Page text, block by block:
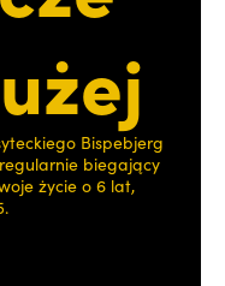
Bispebjerg
biegający
życie o 6 lat,